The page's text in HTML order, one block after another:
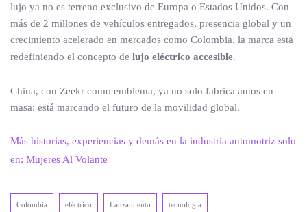
lujo ya no es terreno exclusivo de Europa o Estados Unidos. Con
más de 2 millones de vehículos entregados, presencia global y un
crecimiento acelerado en mercados como Colombia, la marca está
redefiniendo el concepto de lujo eléctrico accesible.
China, con Zeekr como emblema, ya no solo fabrica autos en
masa: está marcando el futuro de la movilidad global.
Más historias, experiencias y demás en la industria automotriz solo
en: Mujeres Al Volante
Colombia eléctrico Lanzamiento tecnología